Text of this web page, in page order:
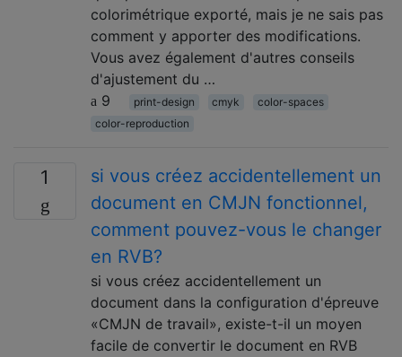
colorimétrique exporté, mais je ne sais pas
comment y apporter des modifications.
Vous avez également d'autres conseils
d'ajustement du …
9
print-design cmyk
color-spaces
color-reproduction
1
si vous créez accidentellement un
document en CMJN fonctionnel,
comment pouvez-vous le changer
en RVB?
si vous créez accidentellement un
document dans la configuration d'épreuve
«CMJN de travail», existe-t-il un moyen
facile de convertir le document en RVB